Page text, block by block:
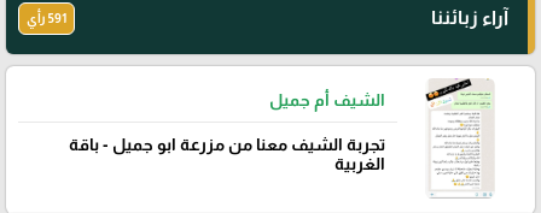
آراء زبائننا 591 رأي
الشيف أم جميل
تجربة الشيف معنا من مزرعة ابو جميل - باقة
الغربية